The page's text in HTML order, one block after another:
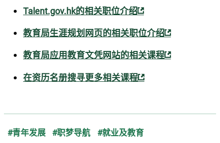
Talent.gov.hk的相关职位介绍
教育局生涯规划网页的相关职位介绍
教育局应用教育文凭网站的相关课程
在资历名册搜寻更多相关课程
#青年发展 #职梦导航 #就业及教育